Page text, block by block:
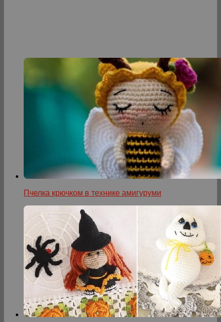
Пчелка крючком в технике амигуруми